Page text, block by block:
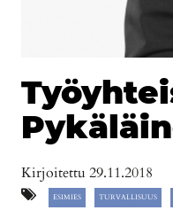
Kirjoitettu 29.11.2018
ESIMIES TURVALLISUUS